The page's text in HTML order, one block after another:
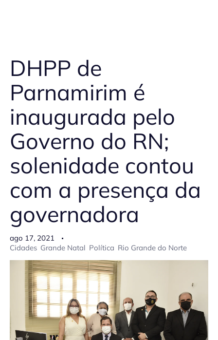
DHPP de
Parnamirim é
inaugurada pelo
Governo do RN;
solenidade contou
com a presença da
governadora
ago 17, 2021
Cidades Grande Natal Política Rio Grande do Norte